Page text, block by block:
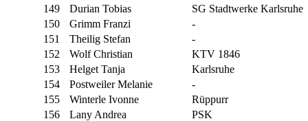
149
Durian Tobias
SG Stadtwerke Karlsruhe
150
Grimm Franzi
-
151
Theilig Stefan
-
152
Wolf Christian
KTV 1846
153
Helget Tanja
Karlsruhe
154
Postweiler Melanie
-
155
Winterle Ivonne
Rüppurr
156
Lany Andrea
PSK